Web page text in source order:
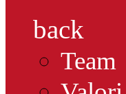
back
Team